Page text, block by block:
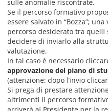
sulle anomalie riscontrate.
Se il percorso formativo
essere salvato in “Bozza”;
percorso desiderato tra quelli
decidere di inviarlo alla
valutazione.
In tal caso è necessario
approvazione del piano di
(attenzione: dopo l’invio
Si prega di prestare
altrimenti il percorso